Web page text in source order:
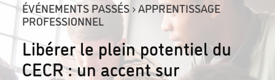
ÉVÉNEMENTS PASSÉS › APPRENTISSAGE
PROFESSIONNEL
Libérer le plein potentiel du
CECR : un accent sur